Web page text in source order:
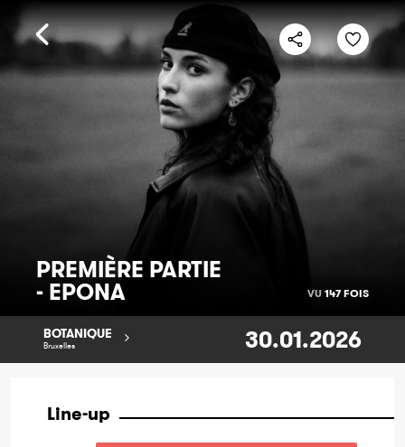
PREMIÈRE PARTIE
- EPONA VU 147 FOIS
BOTANIQUE
Bruxelles 30.01.2026
Line-up